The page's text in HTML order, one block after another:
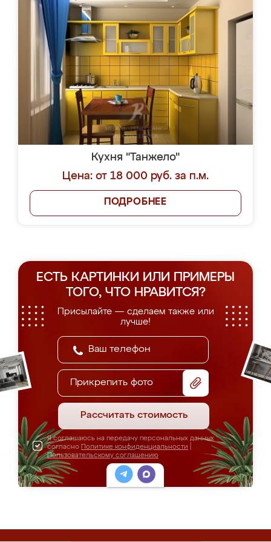
Кухня "Танжело"
Цена: от 18 000 руб. за п.м.
ПОДРОБНЕЕ
ЕСТЬ КАРТИНКИ ИЛИ ПРИМЕРЫ
ТОГО, ЧТО НРАВИТСЯ?
Присылайте — сделаем также или
лучше!
Прикрепить фото
Рассчитать стоимость
Я соглашаюсь на передачу персональных данных
согласно Политике конфиденциальности
Пользовательскому соглашению